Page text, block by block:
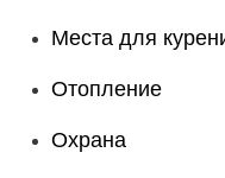
Места для
Отопление
Охрана